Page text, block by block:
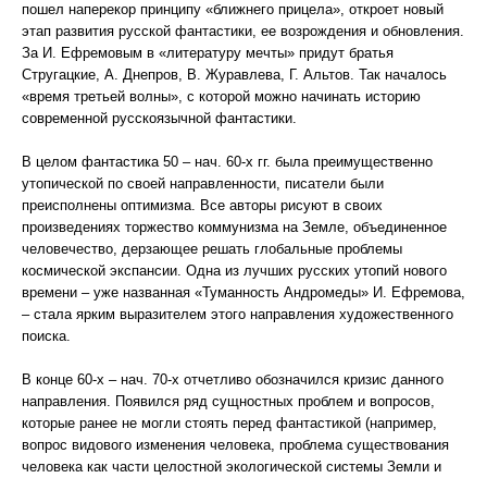
пошел наперекор принципу «ближнего прицела», откроет новый
этап развития русской фантастики, ее возрождения и обновления.
За И. Ефремовым в «литературу мечты» придут братья
Стругацкие, А. Днепров, В. Журавлева, Г. Альтов. Так началось
«время третьей волны», с которой можно начинать историю
современной русскоязычной фантастики.
В целом фантастика 50 – нач. 60-х гг. была преимущественно
утопической по своей направленности, писатели были
преисполнены оптимизма. Все авторы рисуют в своих
произведениях торжество коммунизма на Земле, объединенное
человечество, дерзающее решать глобальные проблемы
космической экспансии. Одна из лучших русских утопий нового
времени – уже названная «Туманность Андромеды» И. Ефремова,
– стала ярким выразителем этого направления художественного
поиска.
В конце 60-х – нач. 70-х отчетливо обозначился кризис данного
направления. Появился ряд сущностных проблем и вопросов,
которые ранее не могли стоять перед фантастикой (например,
вопрос видового изменения человека, проблема существования
человека как части целостной экологической системы Земли и